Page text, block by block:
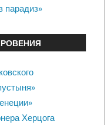
парадиз»
Херцога